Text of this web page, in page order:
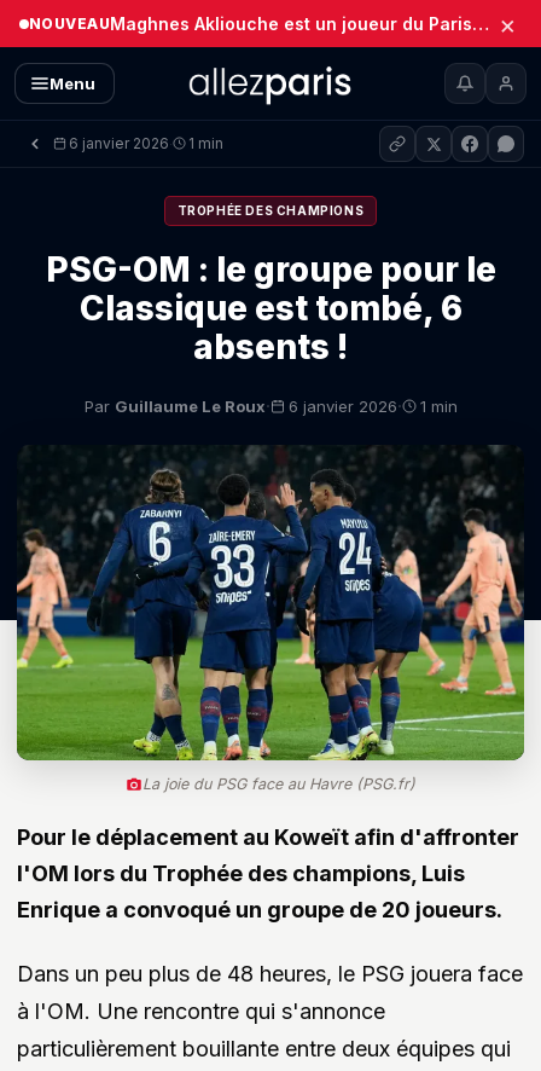
NOUVEAU Maghnes Akliouche est un joueur du Paris Saint-Germain (Officiel) ×
Menu
6 janvier 2026· 1 min
TROPHÉE DES CHAMPIONS
PSG-OM : le groupe pour le
Classique est tombé, 6
absents !
Par Guillaume Le Roux· 6 janvier 2026· 1 min
La joie du PSG face au Havre (PSG.fr)
Pour le déplacement au Koweït afin d'affronter
l'OM lors du Trophée des champions, Luis
Enrique a convoqué un groupe de 20 joueurs.
Dans un peu plus de 48 heures, le PSG jouera face
à l'OM. Une rencontre qui s'annonce
particulièrement bouillante entre deux équipes qui